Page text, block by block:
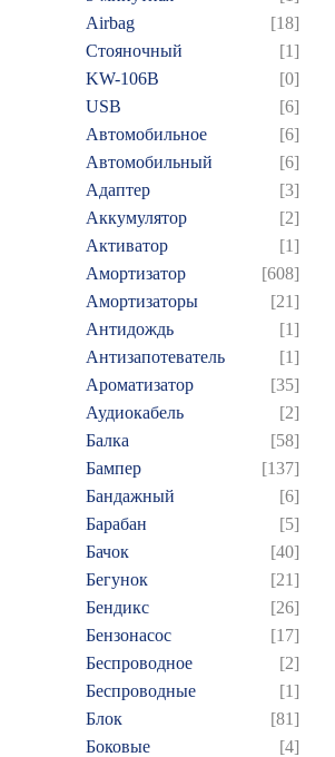
Airbag
[18]
Cтояночный
[1]
KW-106B
[0]
USB
[6]
Автомобильное
[6]
Автомобильный
[6]
Адаптер
[3]
Аккумулятор
[2]
Активатор
[1]
Амортизатор
[608]
Амортизаторы
[21]
Антидождь
[1]
Антизапотеватель
[1]
Ароматизатор
[35]
Аудиокабель
[2]
Балка
[58]
Бампер
[137]
Бандажный
[6]
Барабан
[5]
Бачок
[40]
Бегунок
[21]
Бендикс
[26]
Бензонасос
[17]
Беспроводное
[2]
Беспроводные
[1]
Блок
[81]
Боковые
[4]